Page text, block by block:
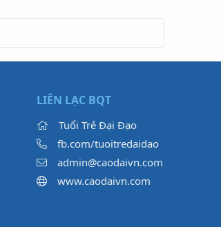
LIÊN LẠC BQT
Tuổi Trẻ Đại Đạo
fb.com/tuoitredaidao
admin@caodaivn.com
www.caodaivn.com